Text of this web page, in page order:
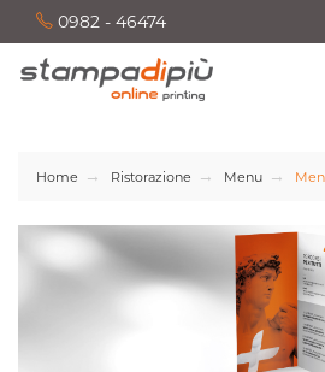
0982 - 46474
Home Ristorazione Menu